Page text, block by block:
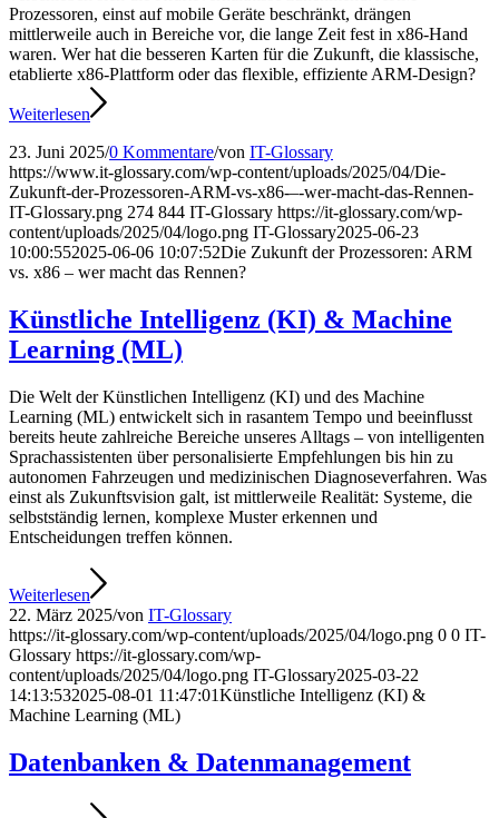
Prozessoren, einst auf mobile Geräte beschränkt, drängen
mittlerweile auch in Bereiche vor, die lange Zeit fest in x86-Hand
waren. Wer hat die besseren Karten für die Zukunft, die klassische,
etablierte x86-Plattform oder das flexible, effiziente ARM-Design?
Weiterlesen
23. Juni 2025/0 Kommentare/von IT-Glossary
https://www.it-glossary.com/wp-content/uploads/2025/04/Die-
Zukunft-der-Prozessoren-ARM-vs-x86-–-wer-macht-das-Rennen-
IT-Glossary.png 274 844 IT-Glossary https://it-glossary.com/wp-
content/uploads/2025/04/logo.png IT-Glossary2025-06-23
10:00:552025-06-06 10:07:52Die Zukunft der Prozessoren: ARM
vs. x86 – wer macht das Rennen?
Künstliche Intelligenz (KI) & Machine
Learning (ML)
Die Welt der Künstlichen Intelligenz (KI) und des Machine
Learning (ML) entwickelt sich in rasantem Tempo und beeinflusst
bereits heute zahlreiche Bereiche unseres Alltags – von intelligenten
Sprachassistenten über personalisierte Empfehlungen bis hin zu
autonomen Fahrzeugen und medizinischen Diagnoseverfahren. Was
einst als Zukunftsvision galt, ist mittlerweile Realität: Systeme, die
selbstständig lernen, komplexe Muster erkennen und
Entscheidungen treffen können.
Weiterlesen
22. März 2025/von IT-Glossary
https://it-glossary.com/wp-content/uploads/2025/04/logo.png 0 0 IT-
Glossary https://it-glossary.com/wp-
content/uploads/2025/04/logo.png IT-Glossary2025-03-22
14:13:532025-08-01 11:47:01Künstliche Intelligenz (KI) &
Machine Learning (ML)
Datenbanken & Datenmanagement